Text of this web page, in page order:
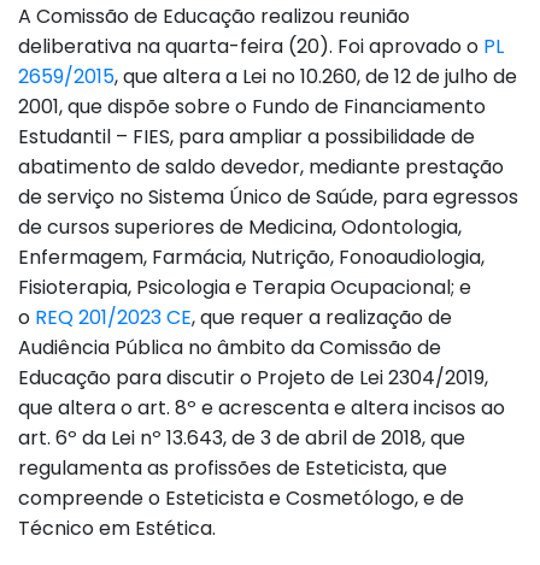
A Comissão de Educação realizou reunião
deliberativa na quarta-feira (20). Foi aprovado o PL
2659/2015, que altera a Lei no 10.260, de 12 de julho de
2001, que dispõe sobre o Fundo de Financiamento
Estudantil – FIES, para ampliar a possibilidade de
abatimento de saldo devedor, mediante prestação
de serviço no Sistema Único de Saúde, para egressos
de cursos superiores de Medicina, Odontologia,
Enfermagem, Farmácia, Nutrição, Fonoaudiologia,
Fisioterapia, Psicologia e Terapia Ocupacional; e
o REQ 201/2023 CE, que requer a realização de
Audiência Pública no âmbito da Comissão de
Educação para discutir o Projeto de Lei 2304/2019,
que altera o art. 8º e acrescenta e altera incisos ao
art. 6º da Lei nº 13.643, de 3 de abril de 2018, que
regulamenta as profissões de Esteticista, que
compreende o Esteticista e Cosmetólogo, e de
Técnico em Estética.